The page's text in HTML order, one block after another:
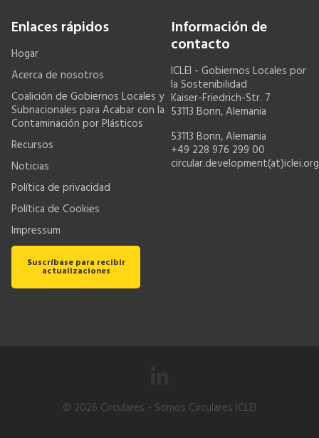
Enlaces rápidos
Hogar
Acerca de nosotros
Coalición de Gobiernos Locales y
Subnacionales para Acabar con la
Contaminación por Plásticos
Recursos
Noticias
Política de privacidad
Política de Cookies
Impressum
Suscríbase para recibir
actualizaciones
Información de
contacto
ICLEI - Gobiernos Locales por
la Sostenibilidad
Kaiser-Friedrich-Str. 7
53113 Bonn, Alemania
53113 Bonn, Alemania
+49 228 976 299 00
circular.development(at)iclei.org
© 2026 Circulares - Somos Circulares ICLEI